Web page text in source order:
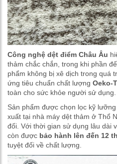
Công nghệ dệt điểm Châu Âu
thảm chắc chắn, trong khi phần
phẩm không bị xê dịch trong quá
ứng tiêu chuẩn chất lượng Oeko-
toàn cho sức khỏe người sử dụng.
Sản phẩm được chọn lọc kỹ
xuất tại nhà máy dệt thảm ở Thổ
đối. Với thời gian sử dụng lâu dài
còn được bảo hành lên đến 12
tuyệt đối về chất lượng.